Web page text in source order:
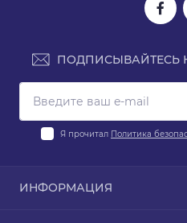
ПОДПИСЫВАЙТЕСЬ
Я прочитал Политика
ИНФОРМАЦИЯ